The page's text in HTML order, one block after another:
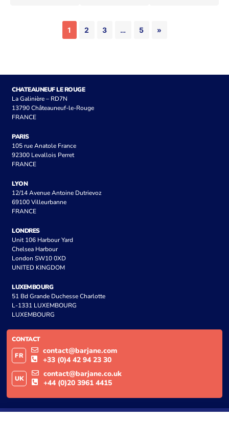
1 2 3 … 5 »
CHATEAUNEUF LE ROUGE
La Galinière – RD7N
13790 Châteauneuf-le-Rouge
FRANCE
PARIS
105 rue Anatole France
92300 Levallois Perret
FRANCE
LYON
12/14 Avenue Antoine Dutrievoz
69100 Villeurbanne
FRANCE
LONDRES
Unit 106 Harbour Yard
Chelsea Harbour
London SW10 0XD
UNITED KINGDOM
LUXEMBOURG
51 Bd Grande Duchesse Charlotte
L-1331 LUXEMBOURG
LUXEMBOURG
CONTACT
FR
contact@barjane.com
+33 (0)4 42 94 23 30
UK
contact@barjane.co.uk
+44 (0)20 3961 4415